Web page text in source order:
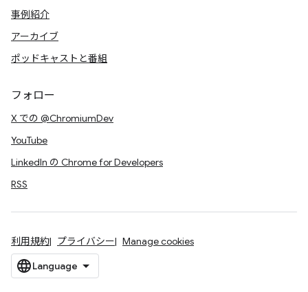
事例紹介
アーカイブ
ポッドキャストと番組
フォロー
X での @ChromiumDev
YouTube
LinkedIn の Chrome for Developers
RSS
利用規約 プライバシー Manage cookies